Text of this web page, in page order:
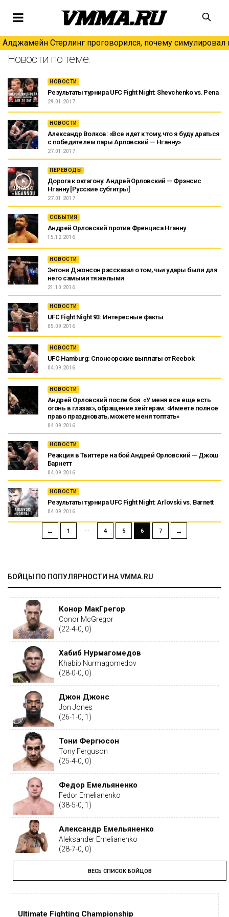
Алджамейн Стерлинг проговорился, почему симулировал
Новости по теме:
НОВОСТИ
Результаты турнира UFC Fight Night: Shevchenko vs. Pena
29.01.2017
НОВОСТИ
Александр Волков: «Все идет к тому, что я буду драться
с победителем пары Арловский — Нганну»
27.01.2017
ПЕРЕВОДЫ
Дорога к октагону: Андрей Орловский — Фрэнсис
Нганну [Русские субтитры]
27.01.2017
СОБЫТИЯ
Андрей Орловский против Френциса Нганну
15.12.2016
НОВОСТИ
Энтони Джонсон рассказал о том, чьи удары были для
него самыми тяжелыми
21.10.2016
НОВОСТИ
UFC Fight Night 93: Интересные факты
05.09.2016
НОВОСТИ
UFC Hamburg: Спонсорские выплаты от Reebok
04.09.2016
НОВОСТИ
Андрей Орловский после боя: «У меня все еще есть
огонь в глазах», обращение хейтерам: «Имеете полное
право праздновать, можете меня топтать»
04.09.2016
НОВОСТИ
Реакция в Твиттере на бой Андрей Орловский — Джош
Барнетт
04.09.2016
НОВОСТИ
Результаты турнира UFC Fight Night: Arlovski vs. Barnett
04.09.2016
← 1 … 4 5 6 7 →
БОЙЦЫ ПО ПОПУЛЯРНОСТИ НА VMMA.RU
Конор МакГрегор
Conor McGregor
(22-4-0, 0)
Хабиб Нурмагомедов
Khabib Nurmagomedov
(28-0-0, 0)
Джон Джонс
Jon Jones
(26-1-0, 1)
Тони Фергюсон
Tony Ferguson
(25-4-0, 0)
Федор Емельяненко
Fedor Emelianenko
(38-5-0, 1)
Александр Емельяненко
Aleksander Emelianenko
(28-7-0, 0)
Тайрон Вудли
Tyron Woodley
(19-5-1, 0)
ВЕСЬ СПИСОК БОЙЦОВ
Ultimate Fighting Championship